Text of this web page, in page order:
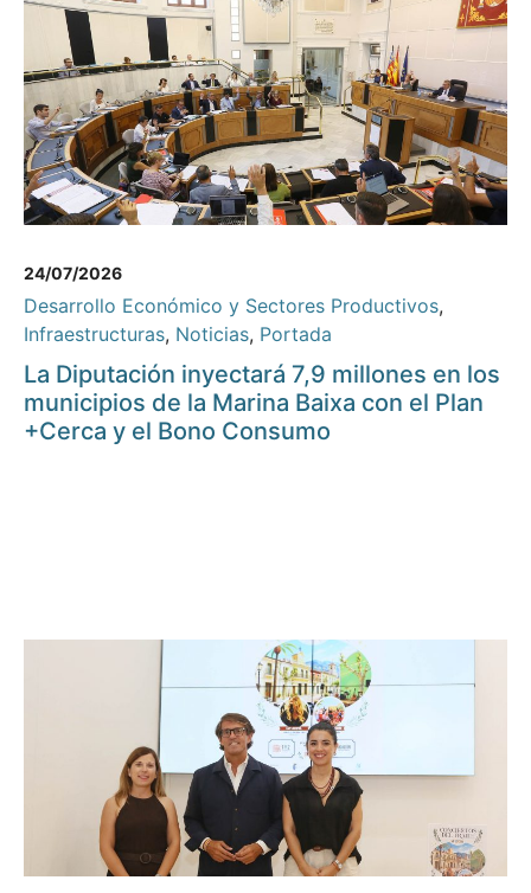
24/07/2026
Desarrollo Económico y Sectores Productivos,
Infraestructuras, Noticias, Portada
La Diputación inyectará 7,9 millones en los
municipios de la Marina Baixa con el Plan
+Cerca y el Bono Consumo